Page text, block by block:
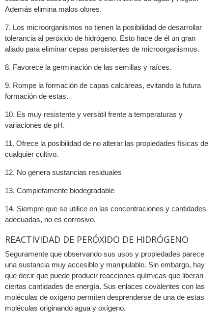
Además elimina malos olores.
7. Los microorganismos no tienen la posibilidad de desarrollar
tolerancia al peróxido de hidrógeno. Esto hace de él un gran
aliado para eliminar cepas persistentes de microorganismos.
8. Favorece la germinación de las semillas y raíces.
9. Rompe la formación de capas calcáreas, evitando la futura
formación de estas.
10. Es muy resistente y versátil frente a temperaturas y
variaciones de pH.
11. Ofrece la posibilidad de no alterar las propiedades físicas de
cualquier cultivo.
12. No genera sustancias residuales
13. Completamente biodegradable
14. Siempre que se utilice en las concentraciones y cantidades
adecuadas, no es corrosivo.
REACTIVIDAD DE PERÓXIDO DE HIDRÓGENO
Seguramente que observando sus usos y propiedades parece
una sustancia muy accesible y manipulable. Sin embargo, hay
que decir que puede producir reacciones químicas que liberan
ciertas cantidades de energía. Sus enlaces covalentes con las
moléculas de oxígeno permiten desprenderse de una de estas
moléculas originando agua y oxígeno.